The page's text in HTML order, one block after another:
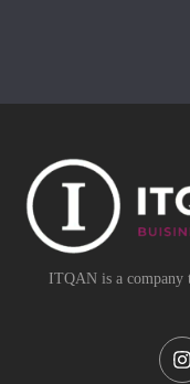
ITQAN is a company